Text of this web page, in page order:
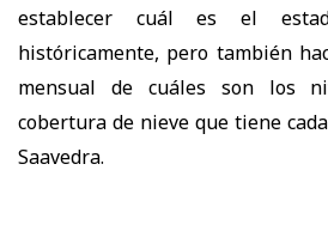
establecer cuál es el
históricamente, pero también
mensual de cuáles son los
cobertura de nieve que tiene
Saavedra.